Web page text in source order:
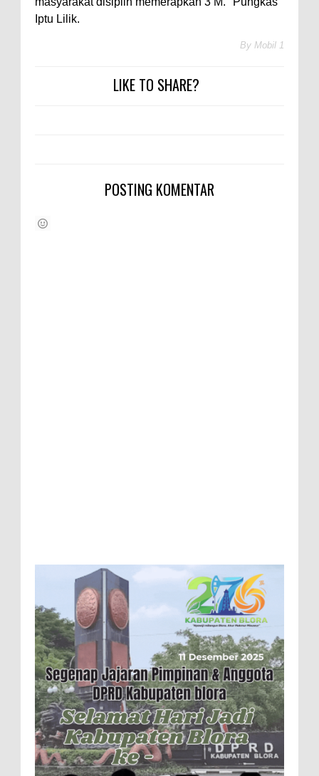
Iptu Lilik.
By Mobil 1
LIKE TO SHARE?
POSTING KOMENTAR